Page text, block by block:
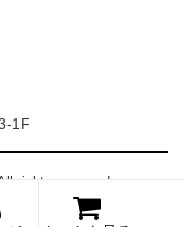
1F
rights reserved.